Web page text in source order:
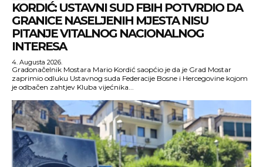
KORDIĆ: USTAVNI SUD FBIH POTVRDIO DA
GRANICE NASELJENIH MJESTA NISU
PITANJE VITALNOG NACIONALNOG
INTERESA
4. Augusta 2026.
Gradonačelnik Mostara Mario Kordić saopćio je da je Grad Mostar
zaprimio odluku Ustavnog suda Federacije Bosne i Hercegovine kojom
je odbačen zahtjev Kluba vijećnika...